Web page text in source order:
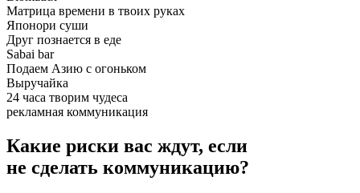
Матрица времени в твоих руках
Японори суши
Друг познается в еде
Sabai bar
Подаем Азию с огоньком
Выручайка
24 часа творим чудеса
рекламная коммуникация
Какие риски вас ждут, если
не сделать коммуникацию?